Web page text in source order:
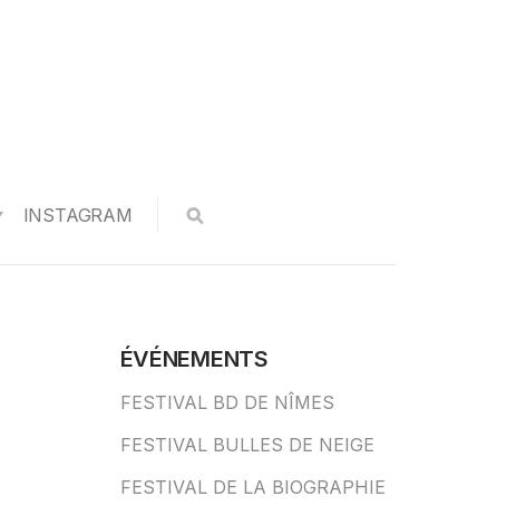
INSTAGRAM
ÉVÉNEMENTS
FESTIVAL BD DE NÎMES
FESTIVAL BULLES DE NEIGE
FESTIVAL DE LA BIOGRAPHIE